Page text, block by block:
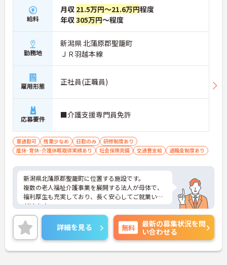
給料
月収 21.5万円～21.6万円程度
年収305万円～程度
勤務地
新潟県 北蒲原郡聖籠町
ＪＲ羽越本線
雇用形態 正社員(正職員)
応募要件 ■介護支援専門員免許
車通勤可 残業少なめ 日勤のみ
研修制度あり
産休･育休･介護休暇取得実績あり
社会保険完備 交通費支給 退職金制度あり
新潟県北蒲原郡聖籠町に位置する施設です。
複数の老人福祉介護事業を展開する法人が母体で、
福利厚生も充実しており、長く安心してご就業いた
だけます。
ご興味のある方は是非お気軽にお問い合わせくださ
い。
詳細を見る 無料
最新の募集状況を問
い合わせる